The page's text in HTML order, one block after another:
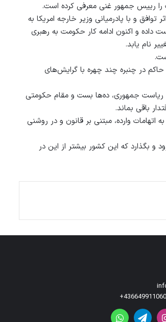
را رییس جمهور غنی معرفی کرده است.
و با پادرمیانی وزیر خارجه امریکا به
داده و اکنون ادامه کار حکومت به رهبری
نام یابد.
در چنبره چند چهره با گرایش‌های
ریاست جمهوری، ده‌ها بست و مقام حکومتی
باقی بماند.
اتهامات وارده، مبتنی بر قانون و در روشنی
و بگذارد که این کشور بیشتر از این در
اینستاگرامتلگرامواتس آپ